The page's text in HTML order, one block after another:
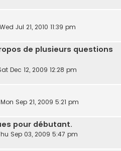
Wed Jul 21, 2010 11:39 pm
de plusieurs questions
Dec 12, 2009 12:28 pm
Mon Sep 21, 2009 5:21 pm
pour débutant.
Sep 03, 2009 5:47 pm